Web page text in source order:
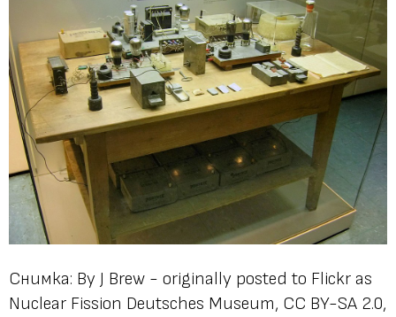
Снимка: By J Brew - originally posted to Flickr as
Nuclear Fission Deutsches Museum, CC BY-SA 2.0,